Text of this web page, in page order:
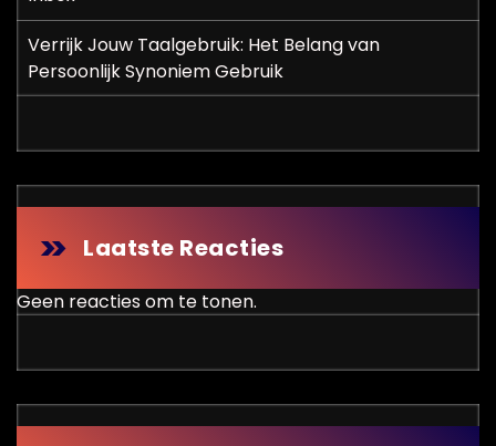
Verrijk Jouw Taalgebruik: Het Belang van
Persoonlijk Synoniem Gebruik
Laatste Reacties
Geen reacties om te tonen.